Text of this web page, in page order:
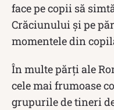
face pe copii să
Crăciunului și pe
momentele din
În multe părți ale
cele mai frumoase
grupurile de tineri